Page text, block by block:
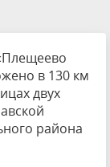
в 130 км
двух
района